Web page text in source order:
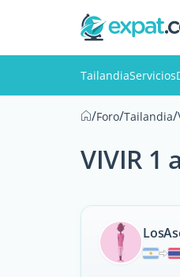
TailandiaServicios
/Foro/Tailandia/
VIVIR 1